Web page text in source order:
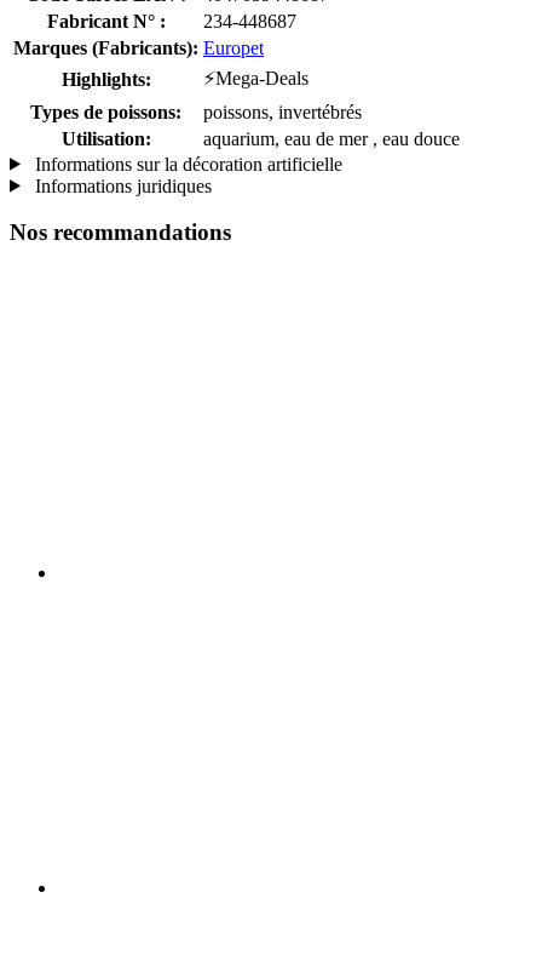
Fabricant N° :
234-448687
Marques (Fabricants): Europet
Highlights:
⚡Mega-Deals
Types de poissons:
poissons, invertébrés
Utilisation:
aquarium, eau de mer , eau douce
Informations sur la décoration artificielle
Informations juridiques
Nos recommandations